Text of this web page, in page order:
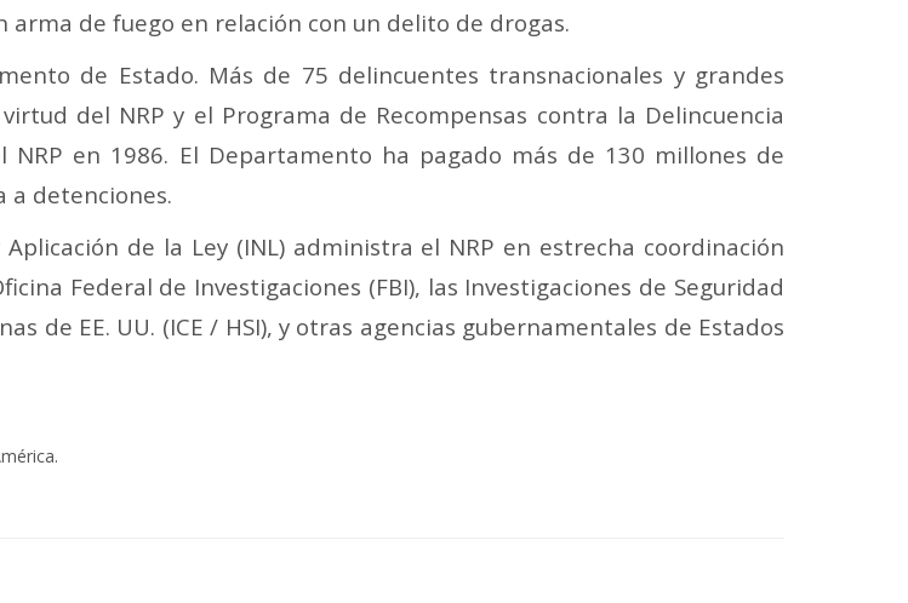
arma de fuego en relación con un delito de drogas.
de Estado. Más de 75 delincuentes transnacionales y grandes
del NRP y el Programa de Recompensas contra la Delincuencia
NRP en 1986. El Departamento ha pagado más de 130 millones de
a detenciones.
de la Ley (INL) administra el NRP en estrecha coordinación
Federal de Investigaciones (FBI), las Investigaciones de Seguridad
de EE. UU. (ICE / HSI), y otras agencias gubernamentales de Estados